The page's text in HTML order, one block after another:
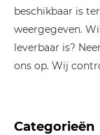
beschikbaar is
weergegeven.
leverbaar is?
ons op. Wij
Categorieën